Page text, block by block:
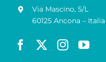
Via Mascino, 5/L
60125 Ancona – Italia